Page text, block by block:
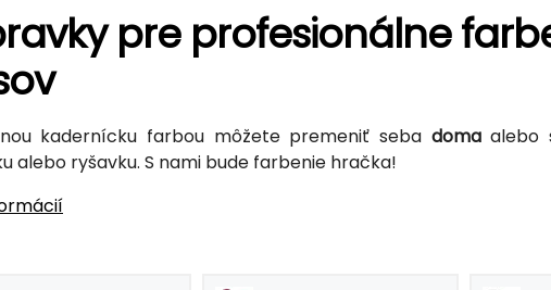
pre profesionálne
kadernícku farbou môžete premeniť seba domaalebo
alebo ryšavku. S nami bude farbenie hračka!